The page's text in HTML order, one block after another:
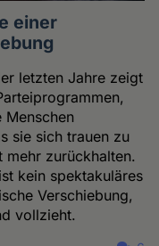
einer
letzten Jahre zeigt
sie sich trauen zu
zurückhalten.
kein spektakuläres
Verschiebung,
vollzieht.